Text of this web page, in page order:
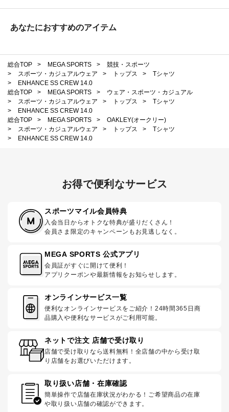
あなたにおすすめのアイテム
総合TOP > MEGA SPORTS >
競技・スポーツ
>
スポーツ・カジュアルウェア > トップス >
Tシャツ
>
ENHANCE SS CREW 14.0
総合TOP
> MEGA SPORTS >
ウェア・スポーツ・カジュアル
>
スポーツ・カジュアルウェア > トップス >
Tシャツ
>
ENHANCE SS CREW 14.0
総合TOP
> MEGA SPORTS >
OAKLEY(オークリー)
>
スポーツ・カジュアルウェア > トップス >
Tシャツ
>
ENHANCE SS CREW 14.0
お得で便利なサービス
スポーツマイル会員特典
入会当日からオトクな特典が盛りだくさん！
会員さま限定のキャンペーンもお見逃しなく。
MEGA SPORTS 公式アプリ
会員証がすぐに開けて便利！
アプリクーポンや最新情報をお知らせします。
オンラインサービス一覧
便利なオンラインサービスをご紹介！24時間365日商
品購入や便利なサービスがご利用可能。
ネットで注文 店舗で受け取り
店舗で受け取りなら送料無料！全店舗の中から受け取
り店舗をお選びいただけます。
取り扱い店舗・在庫確認
簡単操作で店舗在庫状況がわかる！ご希望商品の在庫
や取り扱い店舗の確認ができます。